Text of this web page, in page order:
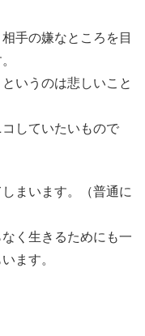
手の嫌なところを目
いうのは悲しいこと
していたいもので
まいます。（普通に
く生きるためにも一
ます。